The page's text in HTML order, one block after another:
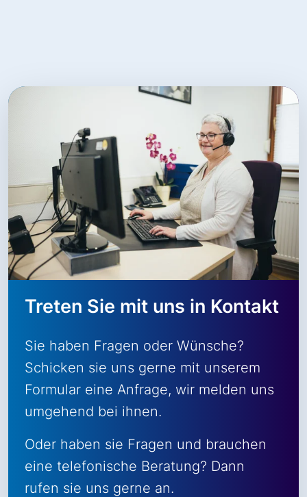
Treten Sie mit uns in Kontakt
Sie haben Fragen oder Wünsche?
Schicken sie uns gerne mit unserem
Formular eine Anfrage, wir melden uns
umgehend bei ihnen.
Oder haben sie Fragen und brauchen
eine telefonische Beratung? Dann
rufen sie uns gerne an.